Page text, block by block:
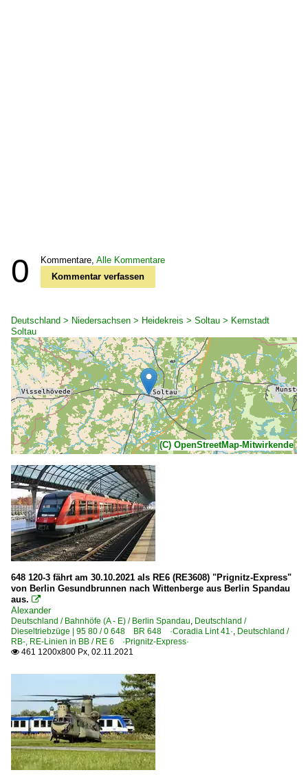
0 Kommentare, Alle Kommentare
Kommentar verfassen
Deutschland > Niedersachsen > Heidekreis > Soltau > Kernstadt
Soltau
(C) OpenStreetMap-Mitwirkende
648 120-3 fährt am 30.10.2021 als RE6 (RE3608) "Prignitz-Express"
von Berlin Gesundbrunnen nach Wittenberge aus Berlin Spandau
aus. 
Alexander
Deutschland / Bahnhöfe (A - E) / Berlin Spandau, Deutschland /
Dieseltriebzüge | 95 80 / 0 648 BR 648 ·Coradia Lint 41·, Deutschland /
RB-, RE-Linien in BB / RE 6 ·Prignitz-Express·
 461 1200x800 Px, 02.11.2021